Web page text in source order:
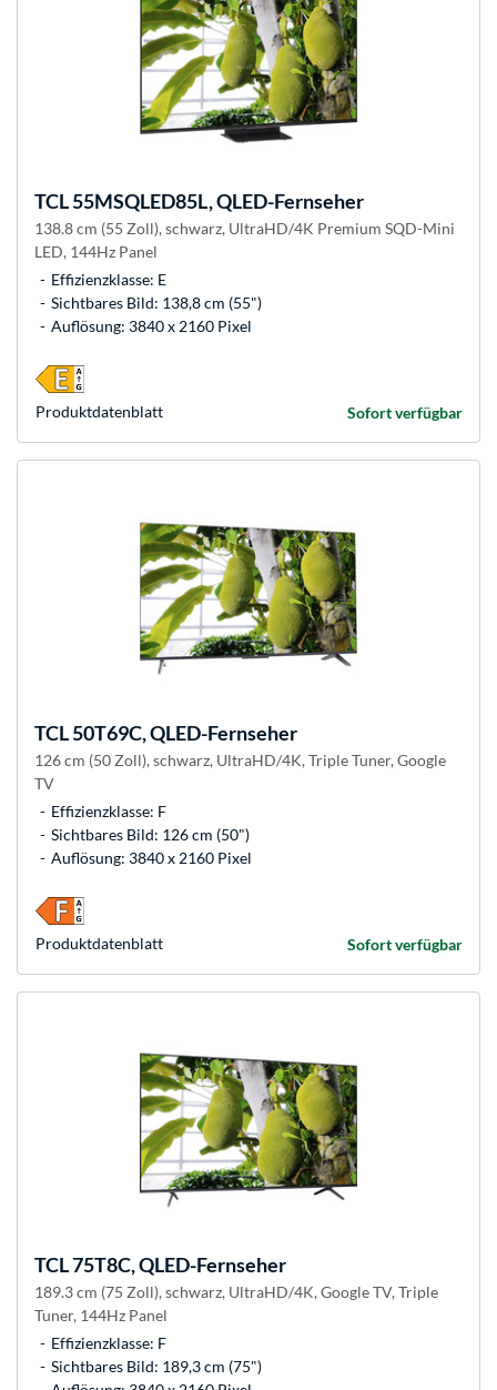
TCL55MSQLED85L, QLED-Fernseher
138.8 cm (55 Zoll), schwarz, UltraHD/4K Premium SQD-Mini
LED, 144Hz Panel
Effizienzklasse: E
Sichtbares Bild: 138,8 cm (55")
Auflösung: 3840 x 2160 Pixel
Sofort verfügbar
Produkt­datenblatt
TCL50T69C, QLED-Fernseher
126 cm (50 Zoll), schwarz, UltraHD/4K, Triple Tuner, Google
TV
Effizienzklasse: F
Sichtbares Bild: 126 cm (50")
Auflösung: 3840 x 2160 Pixel
Sofort verfügbar
Produkt­datenblatt
TCL75T8C, QLED-Fernseher
189.3 cm (75 Zoll), schwarz, UltraHD/4K, Google TV, Triple
Tuner, 144Hz Panel
Effizienzklasse: F
Sichtbares Bild: 189,3 cm (75")